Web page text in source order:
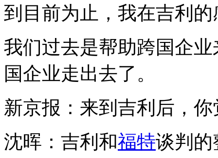
到目前为止，我在吉利
我们过去是帮助跨国企
国企业走出去了。
新京报：来到吉利后，
沈晖：吉利和福特谈判的